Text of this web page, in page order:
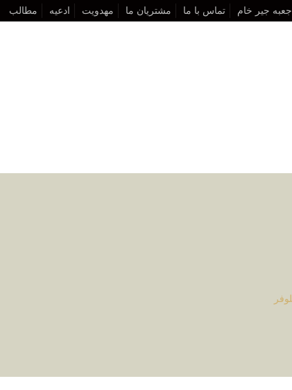
جعبه جیر خام تماس با ما مشتریان ما مهدویت ادعیه مطالب